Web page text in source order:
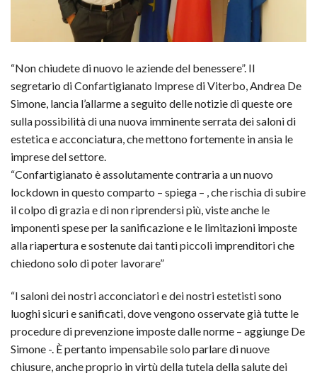
“Non chiudete di nuovo le aziende del benessere”. Il
segretario di Confartigianato Imprese di Viterbo, Andrea De
Simone, lancia l’allarme a seguito delle notizie di queste ore
sulla possibilità di una nuova imminente serrata dei saloni di
estetica e acconciatura, che mettono fortemente in ansia le
imprese del settore.
“Confartigianato è assolutamente contraria a un nuovo
lockdown in questo comparto – spiega – , che rischia di subire
il colpo di grazia e di non riprendersi più, viste anche le
imponenti spese per la sanificazione e le limitazioni imposte
alla riapertura e sostenute dai tanti piccoli imprenditori che
chiedono solo di poter lavorare”
“I saloni dei nostri acconciatori e dei nostri estetisti sono
luoghi sicuri e sanificati, dove vengono osservate già tutte le
procedure di prevenzione imposte dalle norme – aggiunge De
Simone -. È pertanto impensabile solo parlare di nuove
chiusure, anche proprio in virtù della tutela della salute dei